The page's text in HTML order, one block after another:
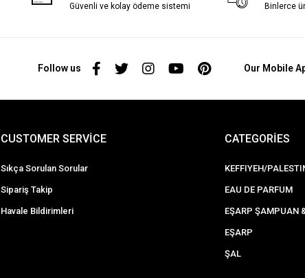
Güvenli ve kolay ödeme sistemi Binlerce
Follow us Our Mobile
CUSTOMER SERVİCE
Sıkça Sorulan Sorular
Sipariş Takip
Havale Bildirimleri
CATEGORİES
KEFFIYEH/
EAU DE PARFUM
EŞARP ŞAMPUAN
EŞARP
ŞAL